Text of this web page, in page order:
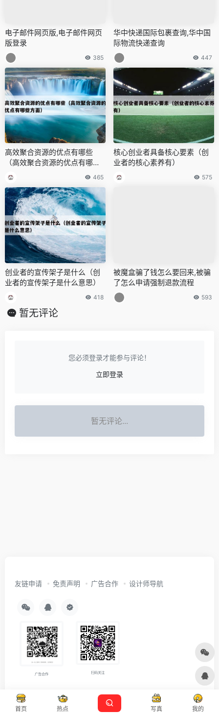
电子邮件网页版,电子邮件网页
版登录
385
华中快递国际包裹查询,华中国
际物流快递查询
447
高效聚合资源的优点有哪些
（高效聚合资源的优点有哪些
方面）
465
核心创业者具备核心要素（创
业者的核心素养有）
575
创业者的宣传架子是什么（创
业者的宣传架子是什么意思）
418
被魔盒骗了钱怎么要回来,被骗
了怎么申请强制退款流程
593
暂无评论
您必须登录才能参与评论！
立即登录
暂无评论...
首页 热点 写真 我的
友链申请 免责声明 广告合作 设计师导航
广告合作 扫码关注
Copyright © 2026沪ICP备2021007899号-5 Designed by 设计资源